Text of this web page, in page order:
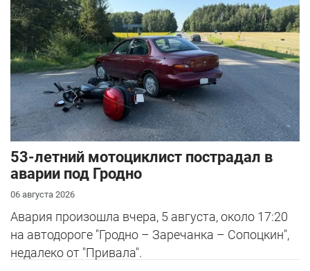
53-летний мотоциклист пострадал в
аварии под Гродно
06 августа 2026
Авария произошла вчера, 5 августа, около 17:20
на автодороге "Гродно – Заречанка – Сопоцкин",
недалеко от "Привала".